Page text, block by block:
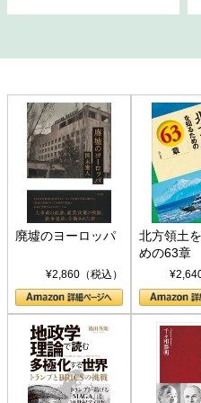
廃墟のヨーロッパ
¥2,860（税込）
北方領土
めの63章